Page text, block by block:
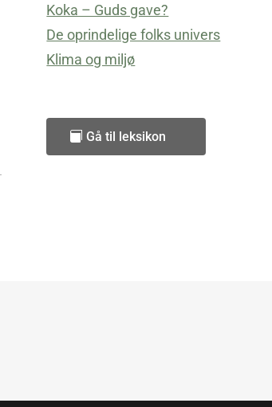
Koka – Guds gave?
De oprindelige folks univers
Klima og miljø
Gå til leksikon